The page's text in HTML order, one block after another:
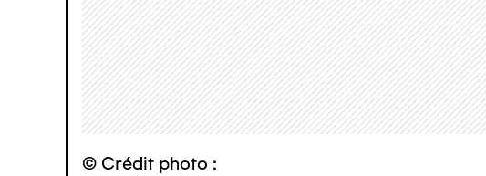
© Crédit photo :